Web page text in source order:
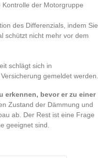
der Motorgruppe
des Differenzials, indem Sie
schützt nicht mehr vor dem
schlägt sich in
gemeldet werden.
erkennen, bevor er zu einer
Zustand der Dämmung und
ab. Der Rest ist eine Frage
geeignet sind.